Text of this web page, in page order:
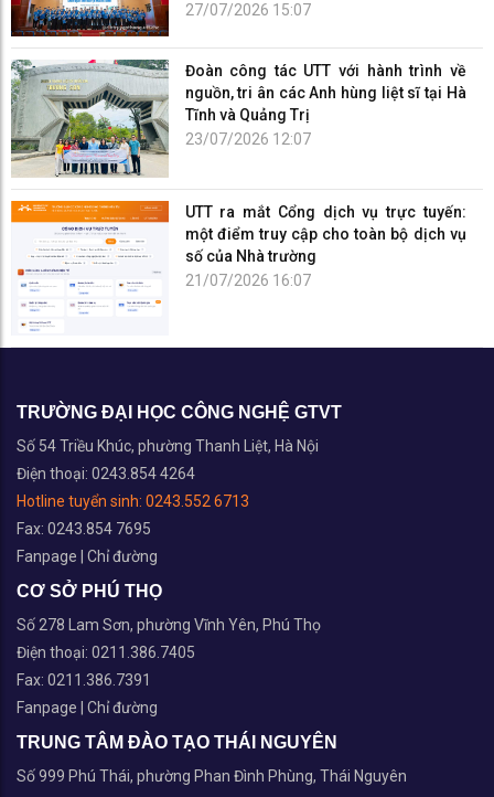
27/07/2026 15:07
Đoàn công tác UTT với hành trình về
nguồn, tri ân các Anh hùng liệt sĩ tại Hà
Tĩnh và Quảng Trị
23/07/2026 12:07
UTT ra mắt Cổng dịch vụ trực tuyến:
một điểm truy cập cho toàn bộ dịch vụ
số của Nhà trường
21/07/2026 16:07
TRƯỜNG ĐẠI HỌC CÔNG NGHỆ GTVT
Số 54 Triều Khúc, phường Thanh Liệt, Hà Nội
Điện thoại: 0243.854 4264
Hotline tuyển sinh: 0243.552 6713
Fax: 0243.854 7695
Fanpage
Chỉ đường
CƠ SỞ PHÚ THỌ
Số 278 Lam Sơn, phường Vĩnh Yên, Phú Thọ
Điện thoại: 0211.386.7405
Fax: 0211.386.7391
Fanpage
Chỉ đường
TRUNG TÂM ĐÀO TẠO THÁI NGUYÊN
Số 999 Phú Thái, phường Phan Đình Phùng, Thái Nguyên